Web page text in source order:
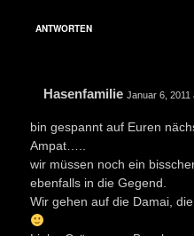
ANTWORTEN
Hasenfamilie Januar 6, 2011
bin gespannt auf Euren
Ampat…..
wir müssen noch ein
ebenfalls in die Gegend.
Wir gehen auf die Damai,